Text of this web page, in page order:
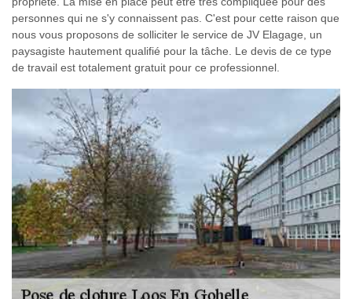
personnes qui ne s'y connaissent pas. C'est pour cette raison que
nous vous proposons de solliciter le service de JV Elagage, un
paysagiste hautement qualifié pour la tâche. Le devis de ce type
de travail est totalement gratuit pour ce professionnel.